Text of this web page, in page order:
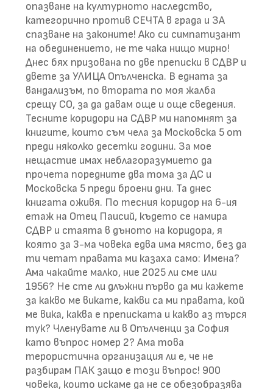
опазване на културното наследство,
категорично против СЕЧТА в града и ЗА
спазване на законите! Ако си симпатизант
на обединението, не те чака нищо мирно!
Днес бях призована по две преписки в СДВР и
двете за УЛИЦА Опълченска. В едната за
вандализъм, по втората по моя жалба
срещу СО, за да давам още и още сведения.
Тесните коридори на СДВР ми напомнят за
книгите, които съм чела за Московска 5 от
преди няколко десетки години. За мое
нещастие имах неблагоразумието да
прочета поредните два тома за ДС и
Московска 5 преди броени дни. Та днес
книгата оживя. По тесния коридор на 6-ия
етаж на Отец Паисий, където се намира
СДВР и стаята в дъното на коридора, я
която за 3-ма човека едва има място, без да
ти четат правата ми казаха само: Имена?
Ама чакайте малко, ние 2025 ли сме или
1956? Не сте ли длъжни първо да ми кажете
за какво ме викате, какви са ми правата, кой
ме вика, каква е преписката и какво аз търся
тук? Членувате ли в Опълченци за София
като въпрос номер 2? Ама това
терористична организация ли е, че не
разбирам ПАК защо е този въпрос! 900
човека, които искаме да не се обезобразява